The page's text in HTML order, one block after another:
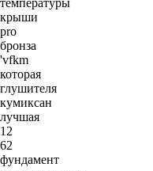
крыши
pro
бронза
'vfkm
которая
глушителя
кумиксан
лучшая
12
62
фундамент